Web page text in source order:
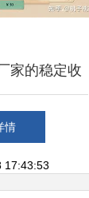
家的稳定收
技术服务为
情
17:43:53